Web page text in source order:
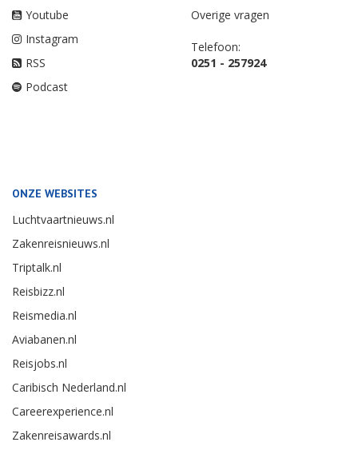
Youtube
Instagram
RSS
Podcast
Overige vragen
Telefoon:
0251 - 257924
ONZE WEBSITES
Luchtvaartnieuws.nl
Zakenreisnieuws.nl
Triptalk.nl
Reisbizz.nl
Reismedia.nl
Aviabanen.nl
Reisjobs.nl
Caribisch Nederland.nl
Careerexperience.nl
Zakenreisawards.nl